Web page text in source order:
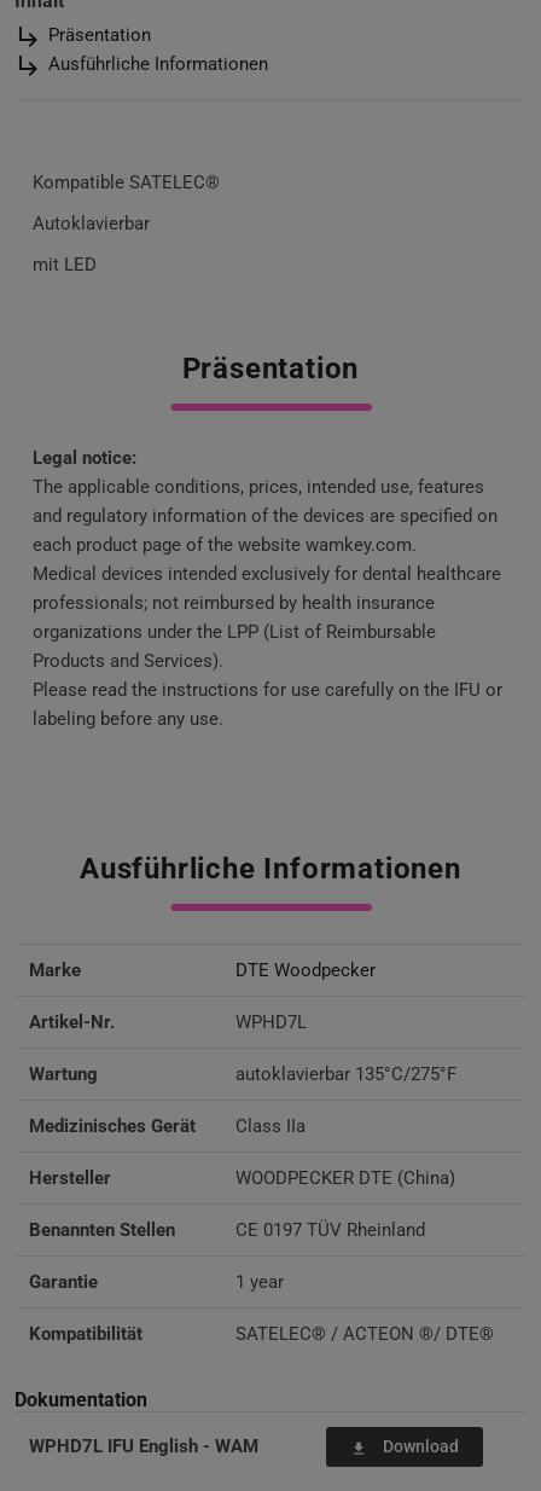
subdirectory_arrow_right Präsentation
subdirectory_arrow_right Ausführliche Informationen
Kompatible SATELEC®
Autoklavierbar
mit LED
Präsentation
Legal notice:
The applicable conditions, prices, intended use, features
and regulatory information of the devices are specified on
each product page of the website wamkey.com.
Medical devices intended exclusively for dental healthcare
professionals; not reimbursed by health insurance
organizations under the LPP (List of Reimbursable
Products and Services).
Please read the instructions for use carefully on the IFU or
labeling before any use.
Ausführliche Informationen
Marke DTE Woodpecker
Artikel-Nr. WPHD7L
Wartung autoklavierbar 135°C/275°F
Medizinisches Gerät Class IIa
Hersteller WOODPECKER DTE (China)
Benannten Stellen CE 0197 TÜV Rheinland
Garantie 1 year
Kompatibilität SATELEC® / ACTEON ®/ DTE®
Dokumentation
WPHD7L IFU English - WAM file_download Download